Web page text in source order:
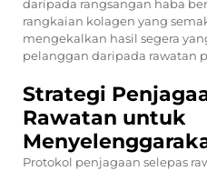
daripada rangsangan haba
rangkaian kolagen yang
mengekalkan hasil segera
pelanggan daripada rawatan
Strategi
Rawatan untuk
Protokol penjagaan selepas